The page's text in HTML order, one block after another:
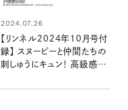
2024.07.26
【リンネル2024年10月号付
録】 スヌーピーと仲間たちの
刺しゅうにキュン！ 高級感溢
発売リンネル2024年10月